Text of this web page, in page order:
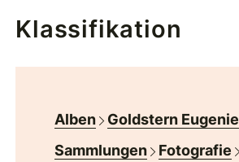
Klassifikation
Alben
Goldstern Eugenie
Sammlungen
Fotografie